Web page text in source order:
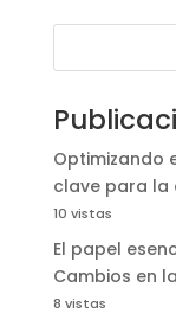
Optimizando
clave para la
10 vistas
El papel
Cambios en
8 vistas